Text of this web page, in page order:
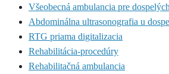
Všeobecná ambulancia pre dospelých
Abdominálna ultrasonografia u
RTG priama digitalizacia
Rehabilitácia-procedúry
Rehabilitačná ambulancia